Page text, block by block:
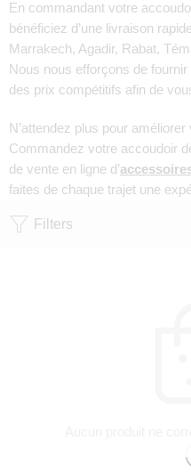
En commandant votre
bénéficiez d’une livraison
Marrakech, Agadir, Rabat,
Nous nous efforçons de
des prix compétitifs afin de
N’attendez plus pour
Commandez votre accoudoir
de vente en ligne d’
faites de chaque trajet une
Filters